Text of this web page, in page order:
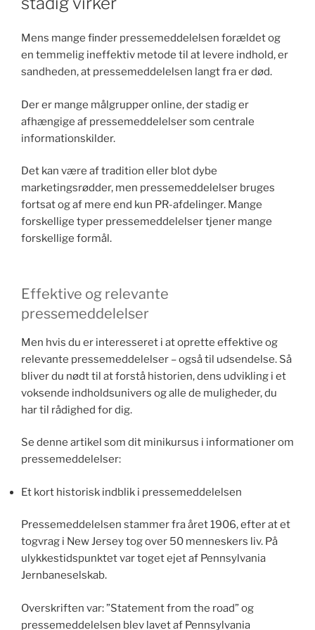
k
Mens mange finder pressemeddelelsen forældet og
en temmelig ineffektiv metode til at levere indhold, er
sandheden, at pressemeddelelsen langt fra er død.
Der er mange målgrupper online, der stadig er
afhængige af pressemeddelelser som centrale
informationskilder.
Det kan være af tradition eller blot dybe
marketingsrødder, men pressemeddelelser bruges
fortsat og af mere end kun PR-afdelinger. Mange
forskellige typer pressemeddelelser tjener mange
forskellige formål.
Effektive og relevante
pressemeddelelser
Men hvis du er interesseret i at oprette effektive og
relevante pressemeddelelser – også til udsendelse. Så
bliver du nødt til at forstå historien, dens udvikling i et
voksende indholdsunivers og alle de muligheder, du
har til rådighed for dig.
Se denne artikel som dit minikursus i informationer om
pressemeddelelser:
Et kort historisk indblik i pressemeddelelsen
Pressemeddelelsen stammer fra året 1906, efter at et
togvrag i New Jersey tog over 50 menneskers liv. På
ulykkestidspunktet var toget ejet af Pennsylvania
Jernbaneselskab.
Overskriften var: ”Statement from the road” og
pressemeddelelsen blev lavet af Pennsylvania